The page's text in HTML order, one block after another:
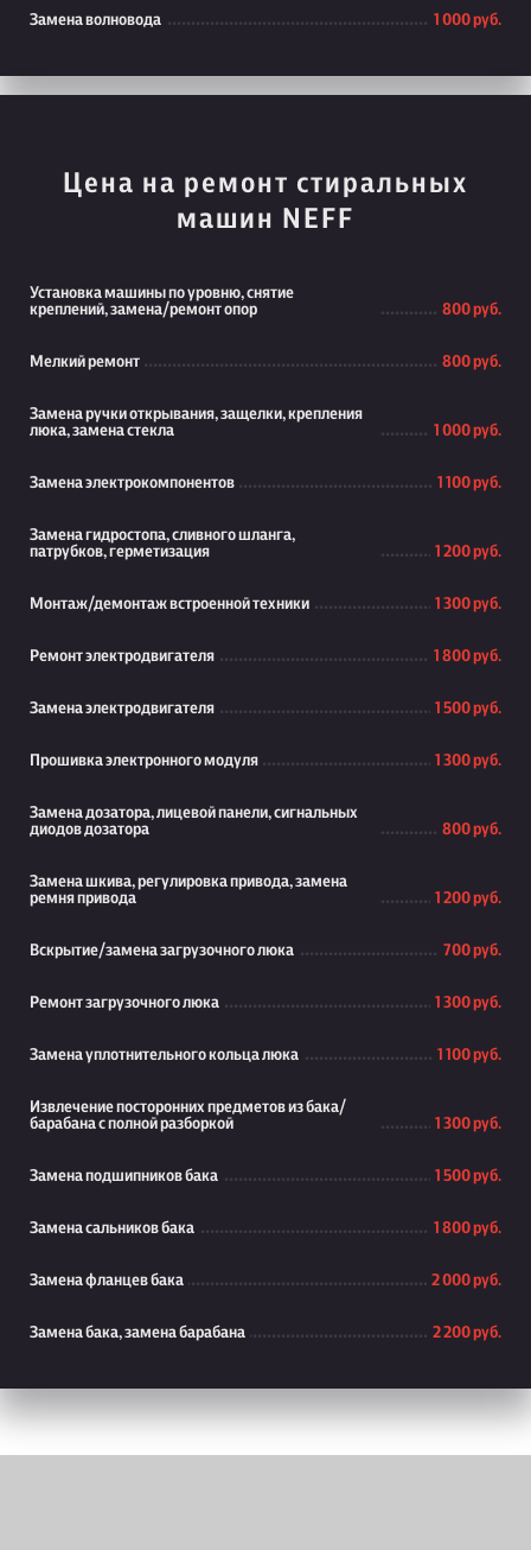
Замена волновода 1 000 руб.
Цена на ремонт стиральных
машин NEFF
Установка машины по уровню, снятие
креплений, замена/ремонт опор
800 руб.
Мелкий ремонт 800 руб.
Замена ручки открывания, защелки, крепления
люка, замена стекла
1 000 руб.
Замена электрокомпонентов 1 100 руб.
Замена гидростопа, сливного шланга,
патрубков, герметизация
1 200 руб.
Монтаж/демонтаж встроенной техники 1 300 руб.
Ремонт электродвигателя 1 800 руб.
Замена электродвигателя 1 500 руб.
Прошивка электронного модуля 1 300 руб.
Замена дозатора, лицевой панели, сигнальных
диодов дозатора
800 руб.
Замена шкива, регулировка привода, замена
ремня привода
1 200 руб.
Вскрытие/замена загрузочного люка 700 руб.
Ремонт загрузочного люка 1 300 руб.
Замена уплотнительного кольца люка 1 100 руб.
Извлечение посторонних предметов из бака/
барабана с полной разборкой
1 300 руб.
Замена подшипников бака 1 500 руб.
Замена сальников бака 1 800 руб.
Замена фланцев бака 2 000 руб.
Замена бака, замена барабана 2 200 руб.